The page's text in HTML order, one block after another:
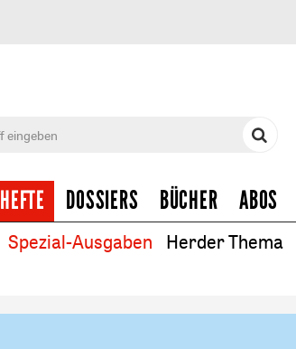
HEFTE DOSSIERS BÜCHER ABOS
Spezial-Ausgaben Herder Thema